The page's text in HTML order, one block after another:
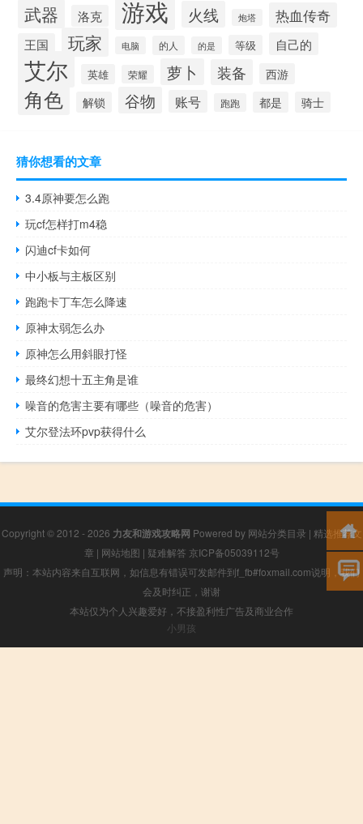
武器 洛克 游戏 火线 炮塔 热血传奇
王国 玩家 电脑 的人 的是 等级 自己的
艾尔 英雄 荣耀 萝卜 装备 西游
角色 解锁 谷物 账号 跑跑 都是 骑士
猜你想看的文章
3.4原神要怎么跑
玩cf怎样打m4稳
闪迪cf卡如何
中小板与主板区别
跑跑卡丁车怎么降速
原神太弱怎么办
原神怎么用斜眼打怪
最终幻想十五主角是谁
噪音的危害主要有哪些（噪音的危害）
艾尔登法环pvp获得什么
Copyright © 2012 - 2026 力友和游戏攻略网 Powered by 网站分类目录 | 精选推荐文
章 | 网站地图 | 疑难解答 京ICP备05039112号
声明：本站内容来自互联网，如信息有错误可发邮件到f_fb#foxmail.com说明，我们
会及时纠正，谢谢
本站仅为个人兴趣爱好，不接盈利性广告及商业合作
小男孩